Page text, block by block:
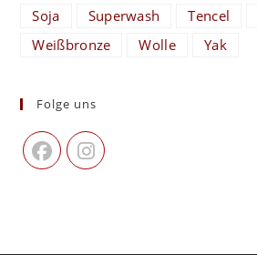
Soja
Superwash Tencel
Weißbronze
Wolle Yak
Folge uns